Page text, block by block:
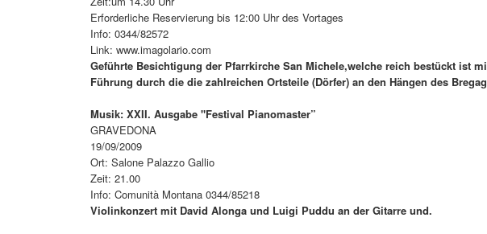
Erforderliche Reservierung bis 12:00 Uhr des Vortages
Info: 0344/82572
Link: www.imagolario.com
Geführte Besichtigung der Pfarrkirche San Michele,welche reich bestückt ist
Führung durch die die zahlreichen Ortsteile (Dörfer) an den Hängen des
Musik: XXII. Ausgabe "Festival Pianomaster”
GRAVEDONA
19/09/2009
Ort: Salone Palazzo Gallio
Zeit: 21.00
Info: Comunità Montana 0344/85218
Violinkonzert mit David Alonga und Luigi Puddu an der Gitarre und.